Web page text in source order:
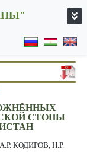
СТОПЫ
КОДИРОВ, Н.Р.